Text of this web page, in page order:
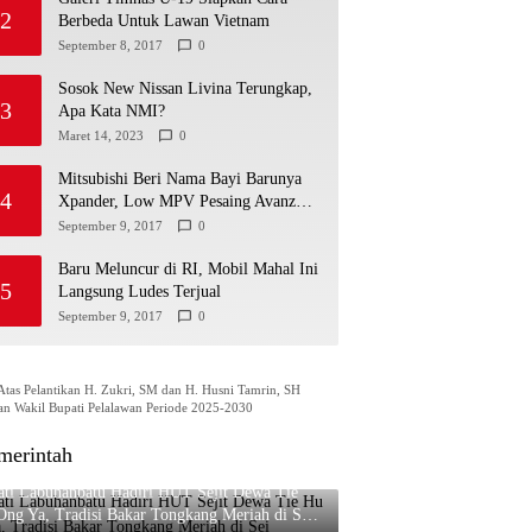
2
Berbeda Untuk Lawan Vietnam
September 8, 2017 0
3
Sosok New Nissan Livina Terungkap,
Apa Kata NMI?
Maret 14, 2023 0
4
Mitsubishi Beri Nama Bayi Barunya
Xpander, Low MPV Pesaing Avanza
cs
September 9, 2017 0
5
Baru Meluncur di RI, Mobil Mahal Ini
Langsung Ludes Terjual
September 9, 2017 0
Pelantikan H. Zukri, SM dan H. Husni Tamrin, SH
Wakil Bupati Pelalawan Periode 2025-2030
Labuhanbatu Hadiri HUT Sejit Dewa Tie
Ya, Tradisi Bakar Tongkang Meriah di Sei